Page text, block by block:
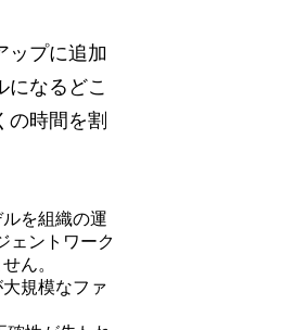
ップに追加
になるどこ
の時間を割
を組織の運
ェントワーク
ん。
大規模なファ